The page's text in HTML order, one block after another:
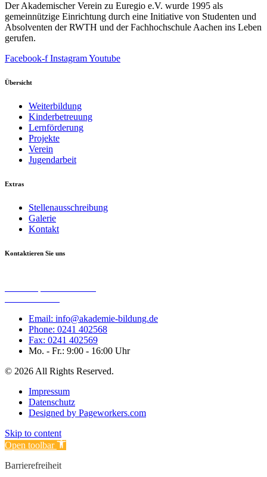
Der Akademischer Verein zu Euregio e.V. wurde 1995 als
gemeinnützige Einrichtung durch eine Initiative von Studenten und
Absolventen der RWTH und der Fachhochschule Aachen ins Leben
gerufen.
Facebook-f InstagramYoutube
Übersicht
Weiterbildung
Kinderbetreuung
Lernförderung
Projekte
Verein
Jugendarbeit
Extras
Stellenausschreibung
Galerie
Kontakt
Kontaktieren Sie uns
Email: info@akademie-bildung.de
Phone: 0241 402568
Fax: 0241 402569
Mo. - Fr.: 9:00 - 16:00 Uhr
© 2026 All Rights Reserved.
Impressum
Datenschutz
Designed by Pageworkers.com
Skip to content
Open toolbar
Barrierefreiheit